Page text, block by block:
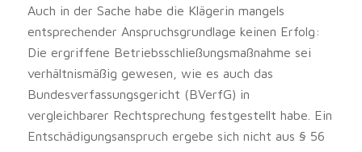
Auch in der Sache habe die Klägerin mangels
entsprechender Anspruchsgrundlage keinen Erfolg:
Die ergriffene Betriebsschließungsmaßnahme sei
verhältnismäßig gewesen, wie es auch das
Bundesverfassungsgericht (BVerfG) in
vergleichbarer Rechtsprechung festgestellt habe. Ein
Entschädigungsanspruch ergebe sich nicht aus § 56